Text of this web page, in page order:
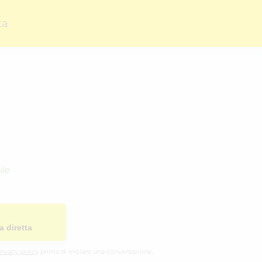
diretta
policy prima di iniziare una conversazione.